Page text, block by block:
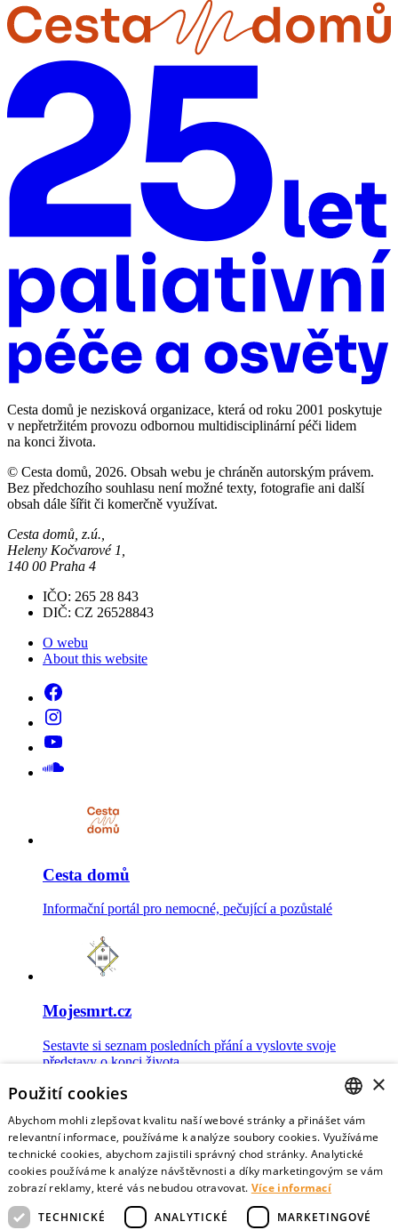
Cesta domů je nezisková organizace, která od roku 2001 poskytuje
v nepřetržitém provozu odbornou multidisciplinární péči lidem
na konci života.
© Cesta domů, 2026. Obsah webu je chráněn autorským právem.
Bez předchozího souhlasu není možné texty, fotografie ani další
obsah dále šířit či komerčně využívat.
Cesta domů, z.ú.,
Heleny Kočvarové 1,
140 00 Praha 4
IČO: 265 28 843
DIČ: CZ 26528843
O webu
About this website
Cesta domů
Informační portál pro nemocné, pečující a pozůstalé
Mojesmrt.cz
Sestavte si seznam posledních přání a vyslovte svoje
představy o konci života
Data o umírání
Nejnovější data o postojích veřejnosti a zdravotníků k umírání
CZECH
ENGLISH
×
Použití cookies
Abychom mohli zlepšovat kvalitu naší webové stránky a přinášet vám
relevantní informace, používáme k analýze soubory cookies. Využíváme
technické cookies, abychom zajistili správný chod stránky. Analytické
cookies používáme k analýze návštěvnosti a díky marketingovým se vám
zobrazí reklamy, které vás nebudou otravovat. Více informací
TECHNICKÉ
ANALYTICKÉ MARKETINGOVÉ